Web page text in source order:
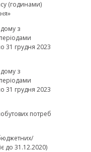
(годинами)
з
31 грудня 2023
з
31 грудня 2023
потреб
до 31.12.2020)